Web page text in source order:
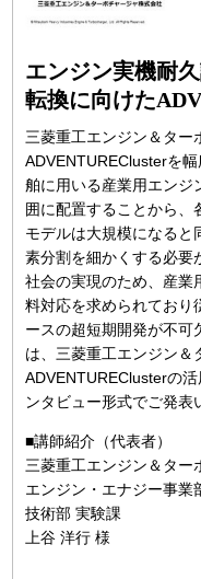
エンジン実機耐
転換に向けた
三菱重工エンジン＆ター
ADVENTUREClusterを
舶に用いる産業用エンジ
囲に配置することから、
モデルは大規模になると
素分割を細かくする必要
社会の実現のため、産業
料対応を求められており
ースの超短期開発が不可
は、三菱重工エンジン＆
ADVENTUREClusterの
ンタビュー形式でご発表
■講師紹介（代表者）
三菱重工エンジン＆ター
エンジン・エナジー事業
技術部 実験課
上谷 洋行 様